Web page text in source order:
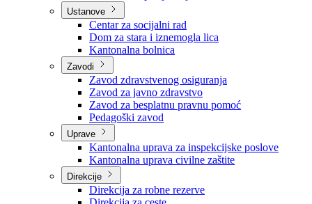
Služba za odnose s javnošću
Služba za zajedničke poslove
Služba za zapošljavanje
Ustanove
Centar za socijalni rad
Dom za stara i iznemogla lica
Kantonalna bolnica
Zavodi
Zavod zdravstvenog osiguranja
Zavod za javno zdravstvo
Zavod za besplatnu pravnu pomoć
Pedagoški zavod
Uprave
Kantonalna uprava za inspekcijske poslove
Kantonalna uprava civilne zaštite